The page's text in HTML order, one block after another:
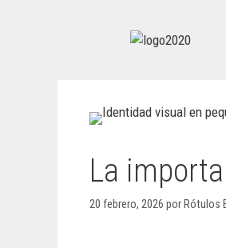
La
20 febrero, 2026 por Rótulos